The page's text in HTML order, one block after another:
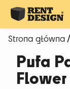
Strona główna/
Pufa
Flower